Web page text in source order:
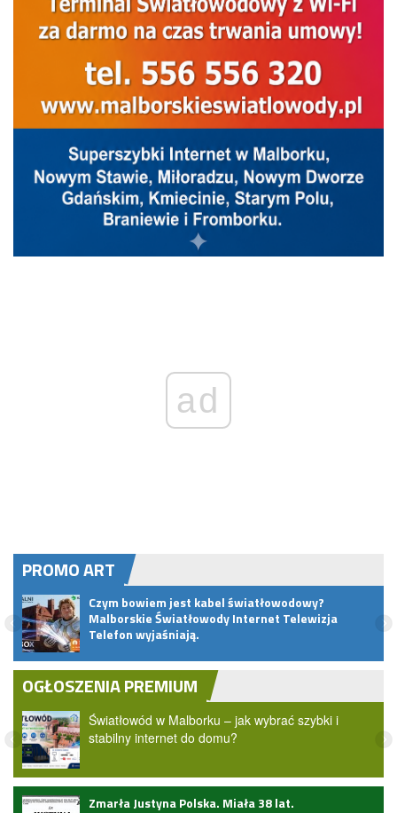
ad
PROMO ART
Czym bowiem jest kabel światłowodowy?
Malborskie Światłowody Internet Telewizja
Telefon wyjaśniają.
OGŁOSZENIA PREMIUM
Światłowód w Malborku – jak wybrać szybki i
stabilny internet do domu?
Zmarła Justyna Polska. Miała 38 lat.